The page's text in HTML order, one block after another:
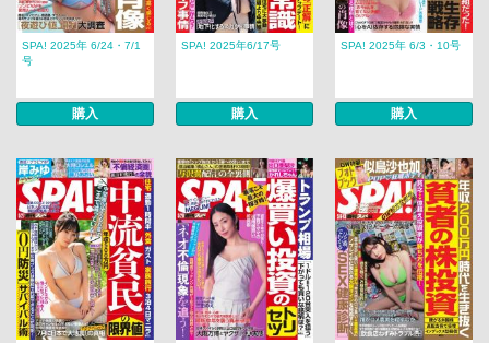
SPA! 2025年 6/24・7/1
号
購入
SPA! 2025年6/17号
購入
SPA! 2025年 6/3・10号
購入